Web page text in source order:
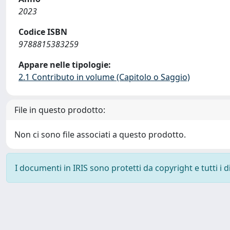
2023
Codice ISBN
9788815383259
Appare nelle tipologie:
2.1 Contributo in volume (Capitolo o Saggio)
File in questo prodotto:
Non ci sono file associati a questo prodotto.
I documenti in IRIS sono protetti da copyright e tutti i